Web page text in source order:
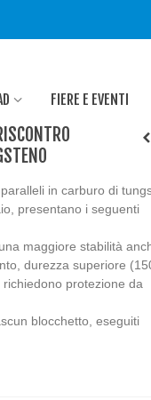
FIERE E EVENTI
in carburo di
presentano i seguenti
maggiore stabilità
durezza superiore
protezione da
blocchetto, eseguiti